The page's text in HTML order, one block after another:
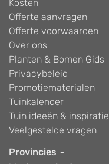
Kosten
Offerte aanvragen
Offerte voorwaarden
Over ons
Planten & Bomen Gids
Privacybeleid
Promotiematerialen
Tuinkalender
Tuin ideeën & inspiratie
Veelgestelde vragen
Provincies